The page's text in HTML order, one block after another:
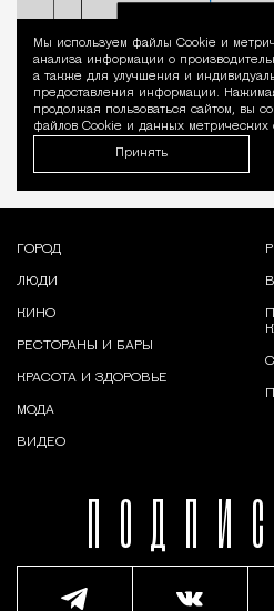
Мы используем файлы Сookie и
анализа информации о
а также для улучшения и
предоставления информации.
продолжая пользоваться сайтом, вы
файлов Cookie и данных метрических
Принять
ГОРОД
ЛЮДИ
КИНО
РЕСТОРАНЫ И БАРЫ
КРАСОТА И ЗДОРОВЬЕ
МОДА
ВИДЕО